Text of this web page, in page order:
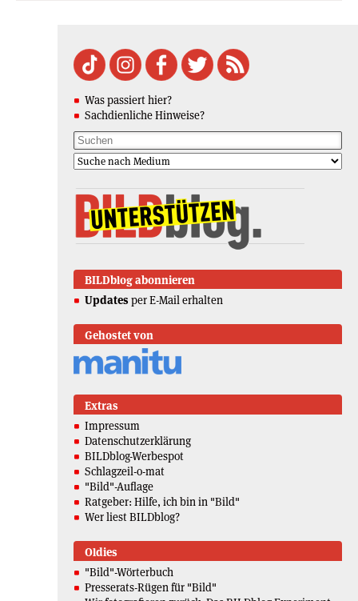
Was passiert hier?
Sachdienliche Hinweise?
BILDblog abonnieren
Updates per E-Mail erhalten
Gehostet von
Extras
Impressum
Datenschutzerklärung
BILDblog-Werbespot
Schlagzeil-o-mat
"Bild"-Auflage
Ratgeber: Hilfe, ich bin in "Bild"
Wer liest BILDblog?
Oldies
"Bild"-Wörterbuch
Presserats-Rügen für "Bild"